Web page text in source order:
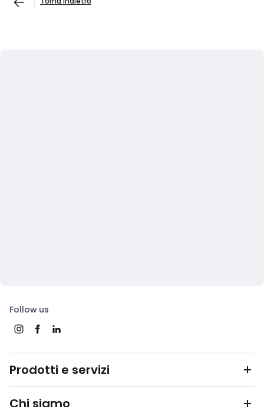
Follow us
Prodotti e servizi
Chi siamo